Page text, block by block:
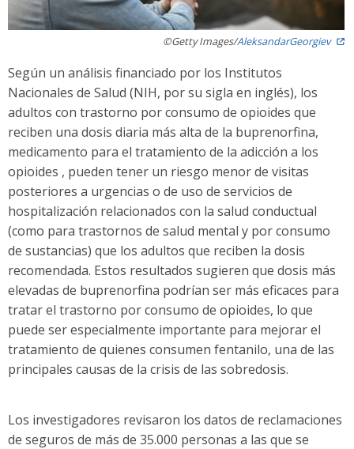
©Getty Images/AleksandarGeorgiev
Según un análisis financiado por los Institutos
Nacionales de Salud (NIH, por su sigla en inglés), los
adultos con trastorno por consumo de opioides que
reciben una dosis diaria más alta de la buprenorfina,
medicamento para el tratamiento de la adicción a los
opioides , pueden tener un riesgo menor de visitas
posteriores a urgencias o de uso de servicios de
hospitalización relacionados con la salud conductual
(como para trastornos de salud mental y por consumo
de sustancias) que los adultos que reciben la dosis
recomendada. Estos resultados sugieren que dosis más
elevadas de buprenorfina podrían ser más eficaces para
tratar el trastorno por consumo de opioides, lo que
puede ser especialmente importante para mejorar el
tratamiento de quienes consumen fentanilo, una de las
principales causas de la crisis de las sobredosis.
Los investigadores revisaron los datos de reclamaciones
de seguros de más de 35.000 personas a las que se